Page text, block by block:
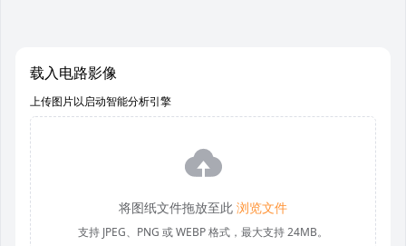
载入电路影像
上传图片以启动智能分析引擎
将图纸文件拖放至此 浏览文件
支持 JPEG、PNG 或 WEBP 格式，最大支持 24MB。